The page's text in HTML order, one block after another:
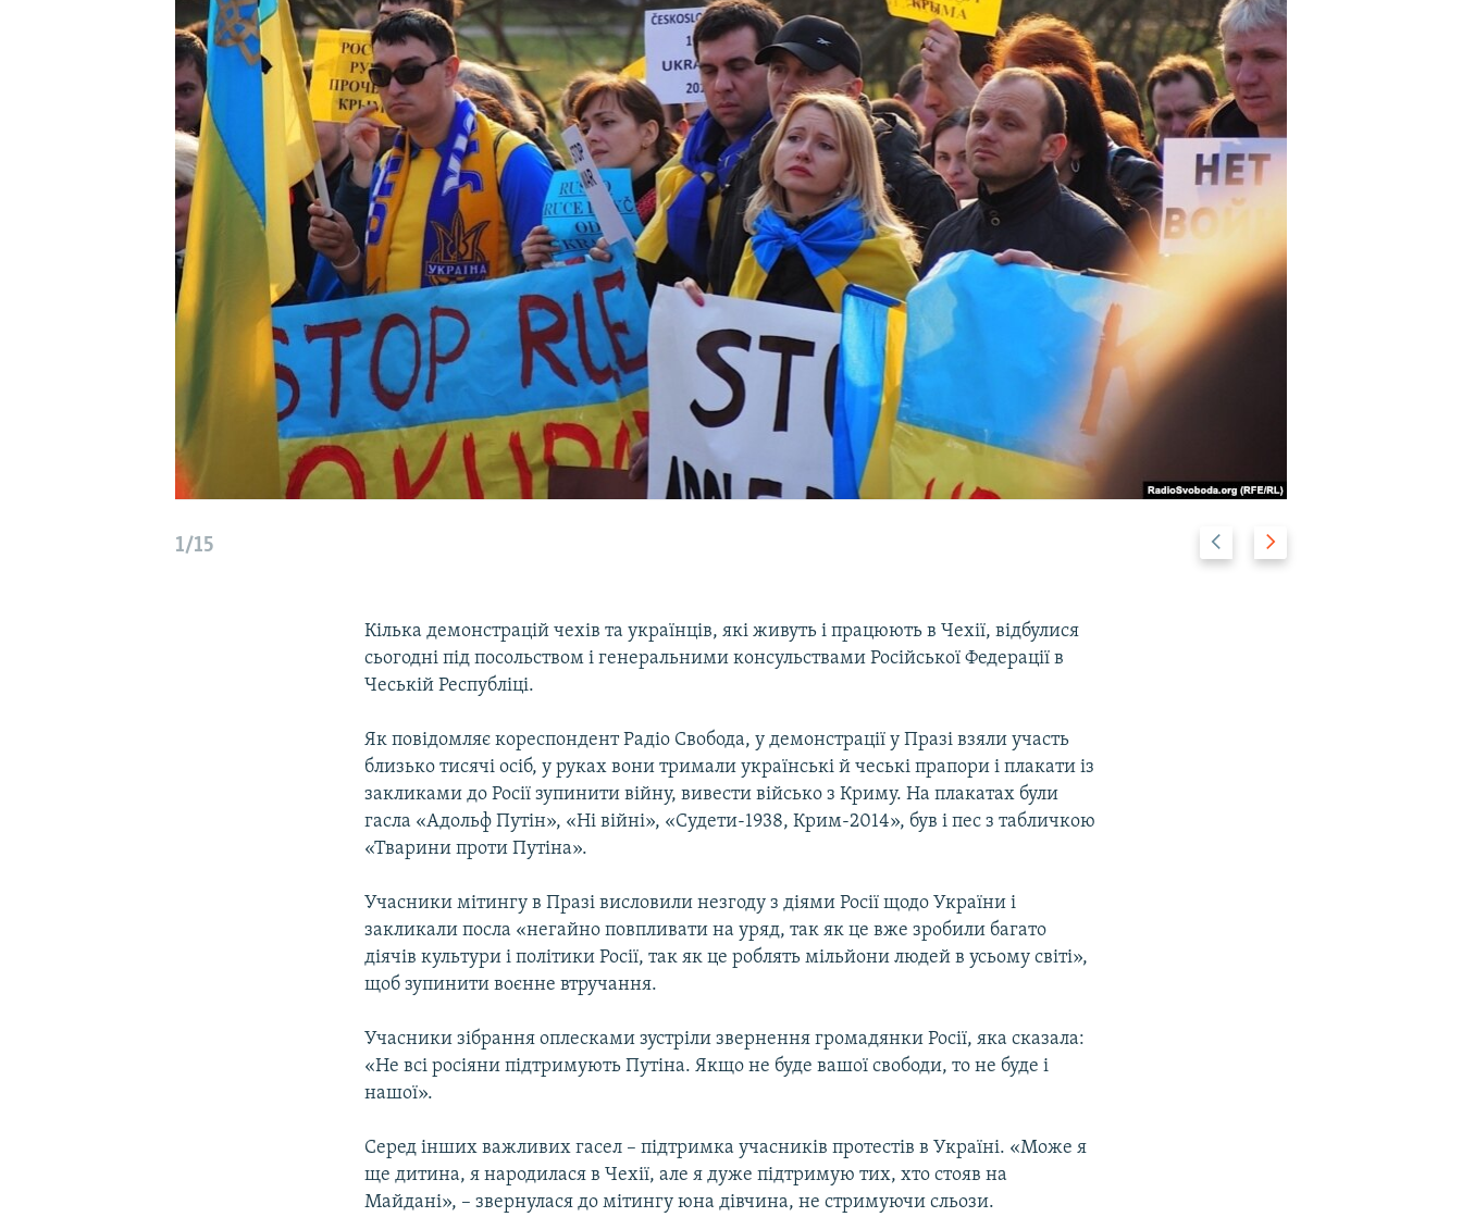
УКРАЇНСЬКА ПРОБЛЕМА КРИМУ
1/15
Previous
slide
Next
slide
Кілька демонстрацій чехів та українців, які живуть і працюють в Чехії, відбулися
сьогодні під посольством і генеральними консульствами Російської Федерації в
Чеській Республіці.
Як повідомляє кореспондент Радіо Свобода, у демонстрації у Празі взяли участь
близько тисячі осіб, у руках вони тримали українські й чеські прапори і плакати із
закликами до Росії зупинити війну, вивести військо з Криму. На плакатах були
гасла «Адольф Путін», «Ні війні», «Судети-1938, Крим-2014», був і пес з табличкою
«Тварини проти Путіна».
Учасники мітингу в Празі висловили незгоду з діями Росії щодо України і
закликали посла «негайно повпливати на уряд, так як це вже зробили багато
діячів культури і політики Росії, так як це роблять мільйони людей в усьому світі»,
щоб зупинити воєнне втручання.
Учасники зібрання оплесками зустріли звернення громадянки Росії, яка сказала:
«Не всі росіяни підтримують Путіна. Якщо не буде вашої свободи, то не буде і
нашої».
Серед інших важливих гасел – підтримка учасників протестів в Україні. «Може я
ще дитина, я народилася в Чехії, але я дуже підтримую тих, хто стояв на
Майдані», – звернулася до мітингу юна дівчина, не стримуючи сльози.